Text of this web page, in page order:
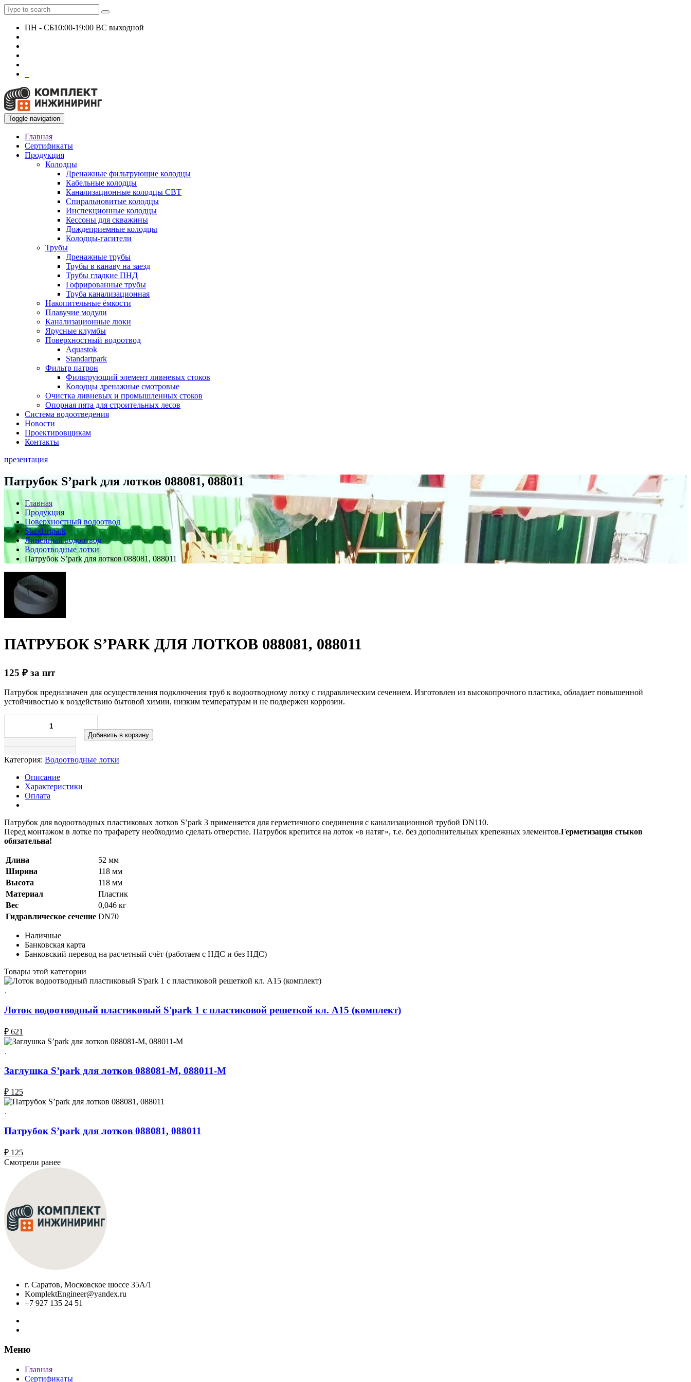
ПН - СБ10:00-19:00 ВС выходной
Toggle navigation
Главная
Сертификаты
Продукция
Колодцы
Дренажные фильтрующие колодцы
Кабельные колодцы
Канализационные колодцы СВТ
Спиральновитые колодцы
Инспекционные колодцы
Кессоны для скважины
Дождеприемные колодцы
Колодцы-гасители
Трубы
Дренажные трубы
Трубы в канаву на заезд
Трубы гладкие ПНД
Гофрированные трубы
Труба канализационная
Накопительные ёмкости
Плавучие модули
Канализационные люки
Ярусные клумбы
Поверхностный водоотвод
Aquastok
Standartpark
Фильтр патрон
Фильтрующий элемент ливневых стоков
Колодцы дренажные смотровые
Очистка ливневых и промышленных стоков
Опорная пята для строительных лесов
Система водоотведения
Новости
Проектировщикам
Контакты
презентация
Патрубок S’park для лотков 088081, 088011
Главная
Продукция
Поверхностный водоотвод
Standartpark
Линейный водоотвод
Водоотводные лотки
Патрубок S’park для лотков 088081, 088011
ПАТРУБОК S’PARK ДЛЯ ЛОТКОВ 088081, 088011
125 ₽ за шт
Патрубок предназначен для осуществления подключения труб к водоотводному лотку c гидравлическим сечением. Изготовлен из высокопрочного пластика, обладает повышенной
устойчивостью к воздействию бытовой химии, низким температурам и не подвержен коррозии.
Добавить в корзину
Категория: Водоотводные лотки
Описание
Характеристики
Оплата
Патрубок для водоотводных пластиковых лотков S’park 3 применяется для герметичного соединения с канализационной трубой DN110.
Перед монтажом в лотке по трафарету необходимо сделать отверстие. Патрубок крепится на лоток «в натяг», т.е. без дополнительных крепежных элементов.Герметизация стыков
обязательна!
Длина
52 мм
Ширина
118 мм
Высота
118 мм
Материал
Пластик
Вес
0,046 кг
Гидравлическое сечение DN70
Наличные
Банковская карта
Банковский перевод на расчетный счёт (работаем с НДС и без НДС)
Товары этой категории
Лоток водоотводный пластиковый S'park 1 с пластиковой решеткой кл. А15 (комплект)
₽ 621
Заглушка S’park для лотков 088081-М, 088011-М
₽ 125
Патрубок S’park для лотков 088081, 088011
₽ 125
Смотрели ранее
г. Саратов, Московское шоссе 35А/1
KomplektEngineer@yandex.ru
+7 927 135 24 51
Меню
Главная
Сертификаты